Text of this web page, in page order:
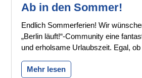
Ab in den Sommer!
Endlich Sommerferien! Wir
„Berlin läuft!“-Community eine
und erholsame Urlaubszeit. Egal,
Mehr lesen